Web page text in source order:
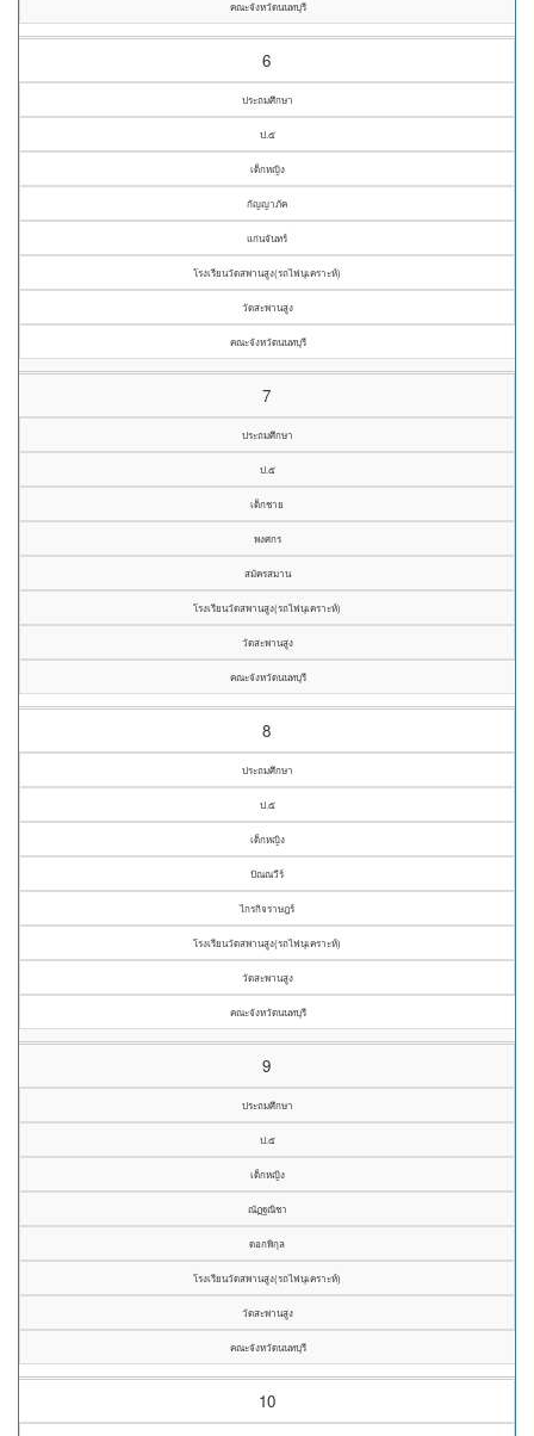
คณะจังหวัดนนทบุรี
6
ประถมศึกษา
ป.๕
เด็กหญิง
กัญญาภัค
แก่นจันทร์
โรงเรียนวัดสพานสูง(รถไฟนุเคราะห์)
วัดสะพานสูง
คณะจังหวัดนนทบุรี
7
ประถมศึกษา
ป.๕
เด็กชาย
พงศกร
สมัครสมาน
โรงเรียนวัดสพานสูง(รถไฟนุเคราะห์)
วัดสะพานสูง
คณะจังหวัดนนทบุรี
8
ประถมศึกษา
ป.๕
เด็กหญิง
ปัณณวีร์
ไกรกิจราษฎร์
โรงเรียนวัดสพานสูง(รถไฟนุเคราะห์)
วัดสะพานสูง
คณะจังหวัดนนทบุรี
9
ประถมศึกษา
ป.๕
เด็กหญิง
ณัฏฐณิชา
ดอกพิกุล
โรงเรียนวัดสพานสูง(รถไฟนุเคราะห์)
วัดสะพานสูง
คณะจังหวัดนนทบุรี
10